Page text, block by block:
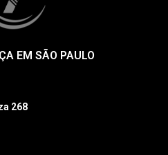
EM SÃO PAULO
268